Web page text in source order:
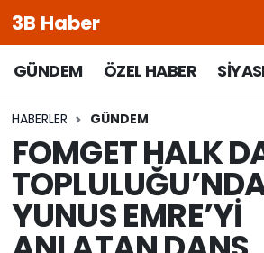
3B Haber
GÜNDEM ÖZEL HABER
HABERLER GÜNDEM
FOMGET HALK
YUNUS EMRE’Yİ
Beypazarı Hava Durumu
Beypazarı Trafik Yoğunluk
Süper Lig Puan Durumu
Tüm Manşetler